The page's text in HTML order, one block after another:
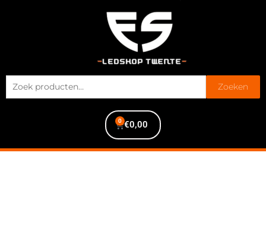
Zoeken
€0,00
0